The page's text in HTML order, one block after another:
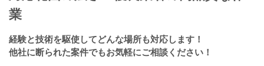
業
経験と技術を駆使してどんな場所も対応します！
他社に断られた案件でもお気軽にご相談ください！